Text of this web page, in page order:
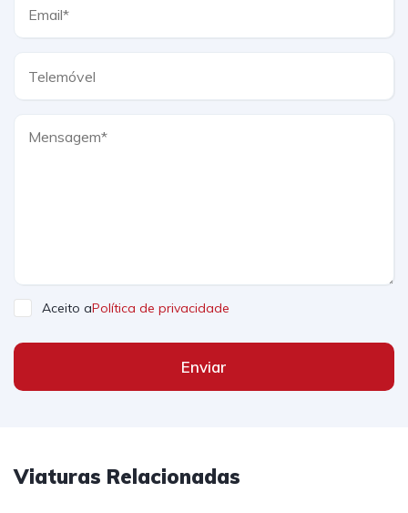
Aceito aPolítica de privacidade
Enviar
Viaturas Relacionadas